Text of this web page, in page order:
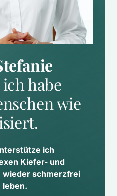
habe
wie
ich
Kiefer- und
wieder schmerzfrei
leben.